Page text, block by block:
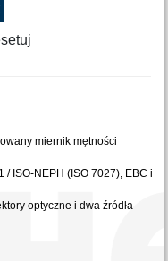
miernik mętności
/ ISO-NEPH (ISO 7027), EBC i
optyczne i dwa źródła